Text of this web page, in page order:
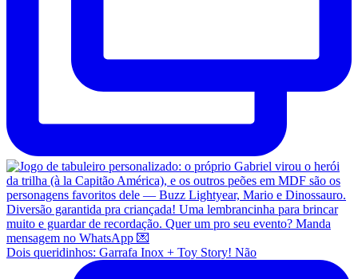
Dois queridinhos: Garrafa Inox + Toy Story! Não